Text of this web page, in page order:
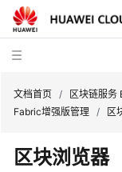
最
新
文档首页 / 区块链服务
Fabric增强版管理 / 区
区块浏览器